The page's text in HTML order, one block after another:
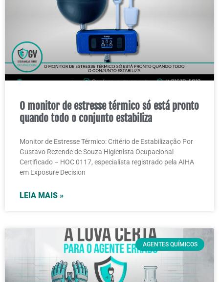
O monitor de estresse térmico só está pronto
quando todo o conjunto estabiliza
Monitor de Estresse Térmico: Critério de Estabilização Por
Gustavo Rezende de Souza Higienista Ocupacional
Certificado – HOC 0117, especialista registrado pela AIHA
em Exposure Decision
LEIA MAIS »
AGENTES QUÍMICOS